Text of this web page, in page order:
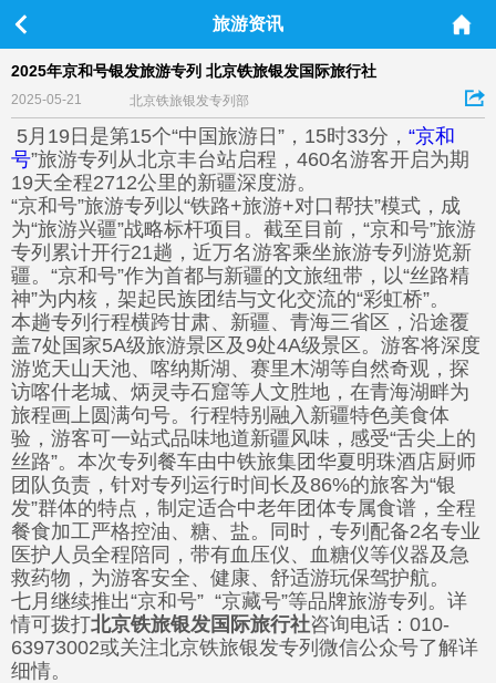
旅游资讯
2025年京和号银发旅游专列 北京铁旅银发国际旅行社
2025-05-21 北京铁旅银发专列部
5月19日是第15个“中国旅游日”，15时33分， “京和
号”旅游专列从北京丰台站启程，460名游客开启为期
19天全程2712公里的新疆深度游。
“京和号”旅游专列以“铁路+旅游+对口帮扶”模式，成
为“旅游兴疆”战略标杆项目。截至目前，“京和号”旅游
专列累计开行21趟，近万名游客乘坐旅游专列游览新
疆。“京和号”作为首都与新疆的文旅纽带，以“丝路精
神”为内核，架起民族团结与文化交流的“彩虹桥”。
本趟专列行程横跨甘肃、新疆、青海三省区，沿途覆
盖7处国家5A级旅游景区及9处4A级景区。游客将深度
游览天山天池、喀纳斯湖、赛里木湖等自然奇观，探
访喀什老城、炳灵寺石窟等人文胜地，在青海湖畔为
旅程画上圆满句号。行程特别融入新疆特色美食体
验，游客可一站式品味地道新疆风味，感受“舌尖上的
丝路”。本次专列餐车由中铁旅集团华夏明珠酒店厨师
团队负责，针对专列运行时间长及86%的旅客为“银
发”群体的特点，制定适合中老年团体专属食谱，全程
餐食加工严格控油、糖、盐。同时，专列配备2名专业
医护人员全程陪同，带有血压仪、血糖仪等仪器及急
救药物，为游客安全、健康、舒适游玩保驾护航。
七月继续推出“京和号” “京藏号”等品牌旅游专列。详
情可拨打北京铁旅银发国际旅行社咨询电话：010-
63973002或关注北京铁旅银发专列微信公众号了解详
细情。